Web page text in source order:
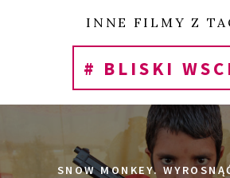
INNE FILMY Z
# BLISKI
SNOW MONKEY.